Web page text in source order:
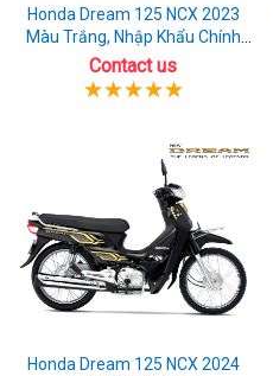
Honda Dream 125 NCX 2023
Màu Trắng, Nhập Khẩu Chính
Hãng
Contact us
Honda Dream 125 NCX 2024